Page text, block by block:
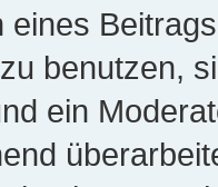
eines
benutzen,
ein